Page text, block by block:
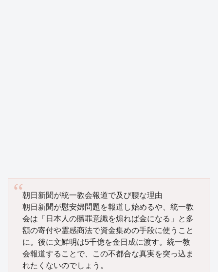
朝日新聞が統一教会報道で及び腰な理由
朝日新聞が慰安婦問題を報道し始めるや、統一教
会は「日本人の贖罪意識を煽れば金になる」と多
額の寄付や霊感商法で資金集めの手段に使うこと
に。後に文鮮明は5千億を金日成に渡す。統一教
会報道することで、この不都合な真実を突っ込ま
れたくないのでしょう。